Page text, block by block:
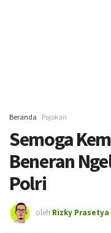
Beranda Pojokan
Semoga
Beneran
Polri
oleh Rizky Prasetya